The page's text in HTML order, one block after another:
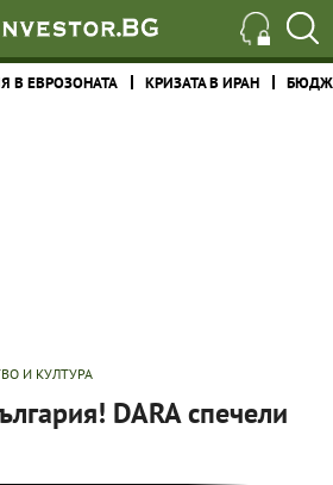
В ЕВРОЗОНАТА КРИЗАТА В ИРАН
И КУЛТУРА
DARA спечели